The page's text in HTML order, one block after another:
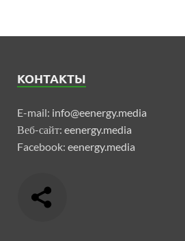
КОНТАКТЫ
E-mail: info@eenergy.media
Веб-сайт: eenergy.media
Facebook: eenergy.media